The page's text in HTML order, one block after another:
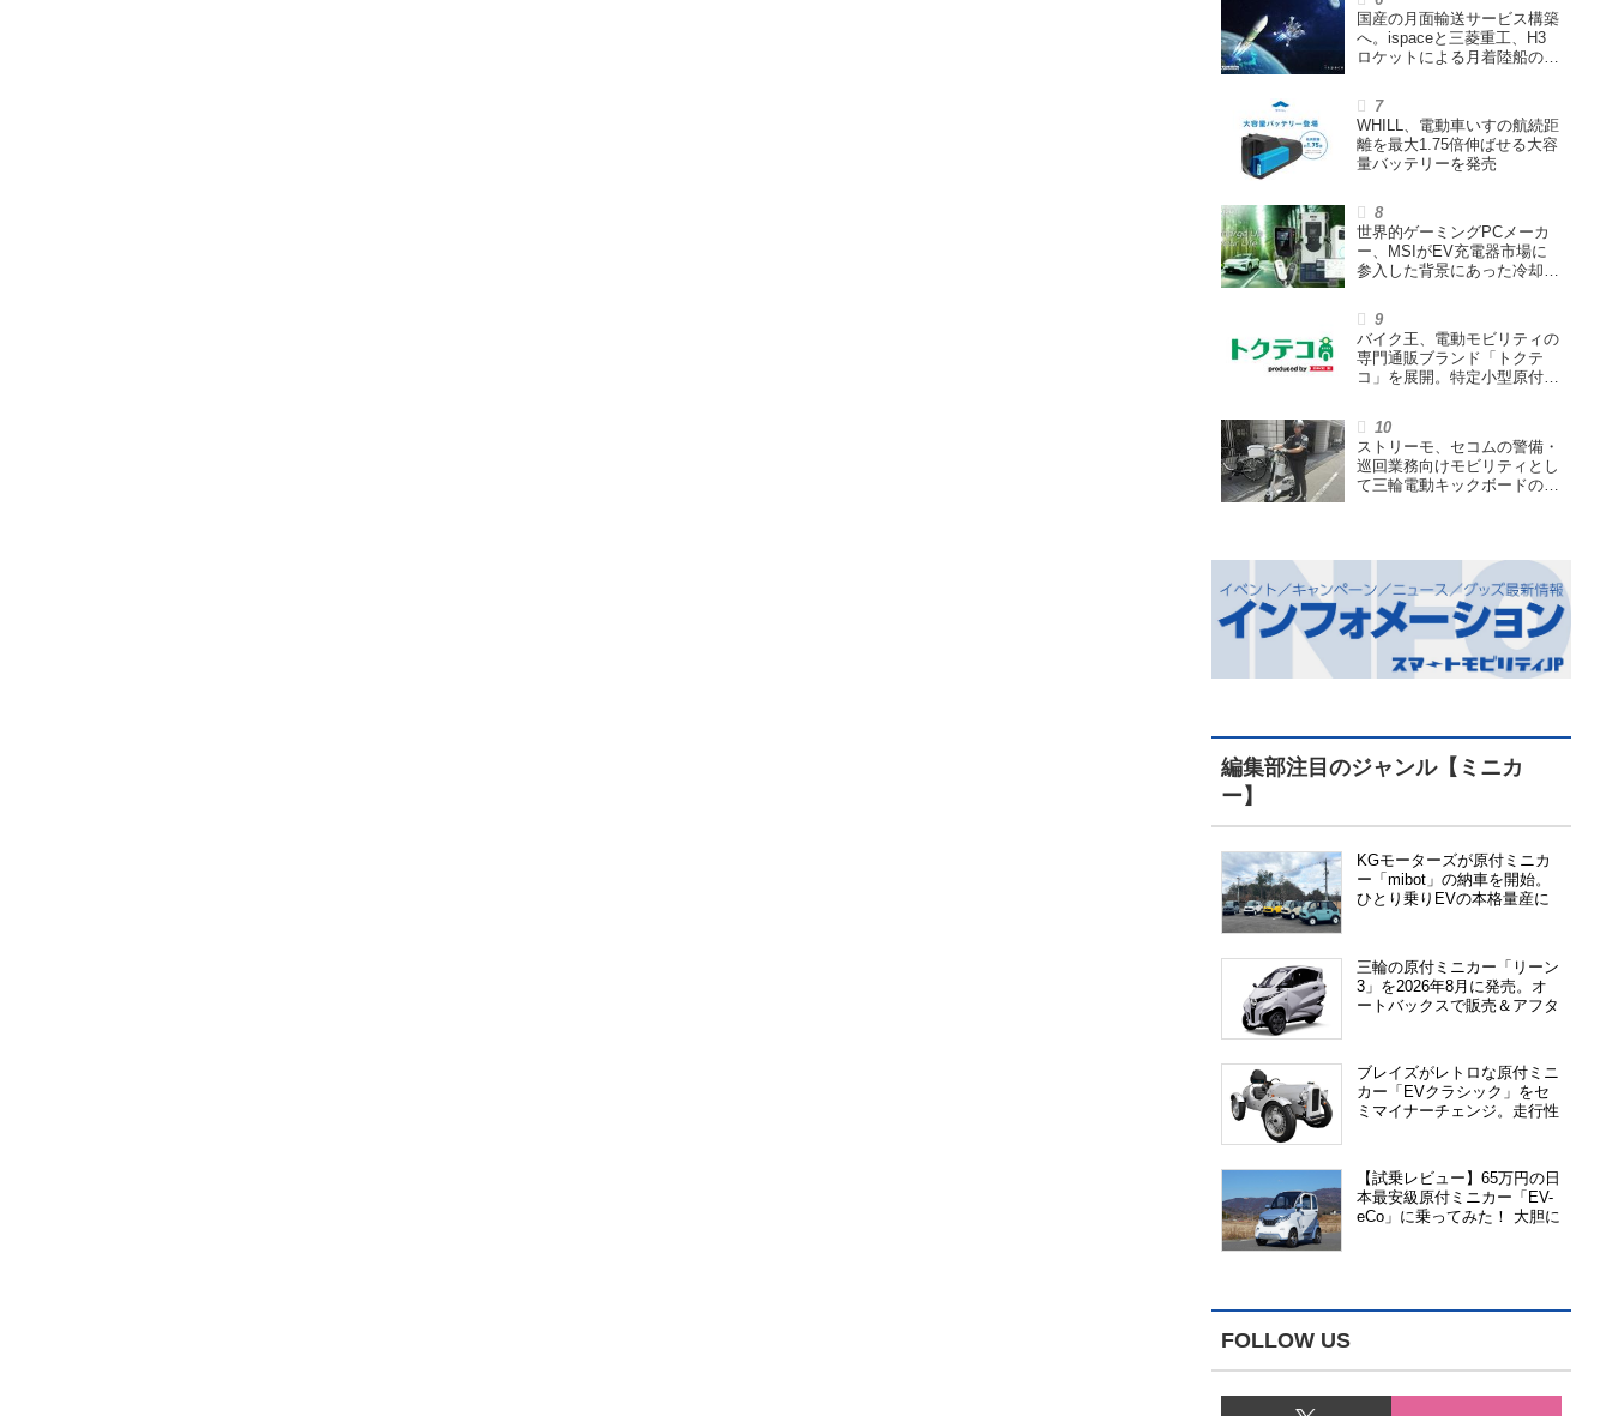
国産の月面輸送サービス構築
へ。ispaceと三菱重工、H3
ロケットによる月着陸船の打
結
WHILL、電動車いすの航続距
離を最大1.75倍伸ばせる大容
量バッテリーを発売
世界的ゲーミングPCメーカ
ー、MSIがEV充電器市場に
参入した背景にあった冷却技
回】
バイク王、電動モビリティの
専門通販ブランド「トクテ
コ」を展開。特定小型原付や
ストリーモ、セコムの警備・
巡回業務向けモビリティとし
て三輪電動キックボードの利
編集部注目のジャンル【ミニカ
ー】
KGモーターズが原付ミニカ
ー「mibot」の納車を開始。
ひとり乗りEVの本格量産に
三輪の原付ミニカー「リーン
3」を2026年8月に発売。オ
ートバックスで販売＆アフタ
ブレイズがレトロな原付ミニ
カー「EVクラシック」をセ
ミマイナーチェンジ。走行性
【試乗レビュー】65万円の日
本最安級原付ミニカー「EV-
eCo」に乗ってみた！ 大胆に
FOLLOW US